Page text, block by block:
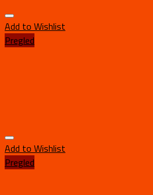
Add to Wishlist
Pregled
Add to Wishlist
Pregled